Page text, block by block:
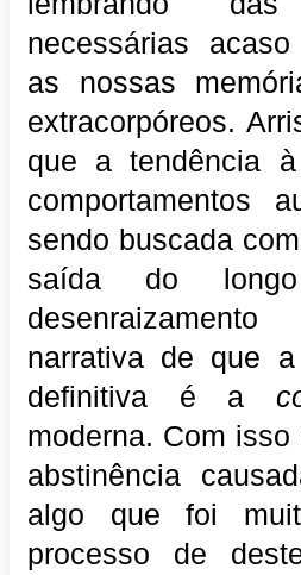
necessárias
as nossas
extracorpóreos.
que a tendência
comportamentos
sendo buscada
saída do
narrativa de que a
definitiva é a
moderna. Com
abstinência
algo que foi
processo de